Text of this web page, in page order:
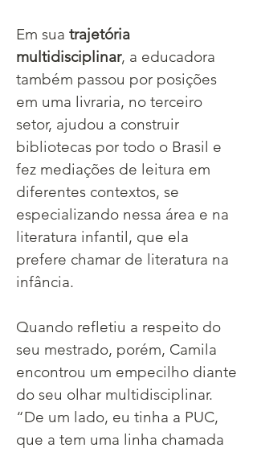
Em sua trajetória
multidisciplinar, a educadora
também passou por posições
em uma livraria, no terceiro
setor, ajudou a construir
bibliotecas por todo o Brasil e
fez mediações de leitura em
diferentes contextos, se
especializando nessa área e na
literatura infantil, que ela
prefere chamar de literatura na
infância.
Quando refletiu a respeito do
seu mestrado, porém, Camila
encontrou um empecilho diante
do seu olhar multidisciplinar.
“De um lado, eu tinha a PUC,
que a tem uma linha chamada